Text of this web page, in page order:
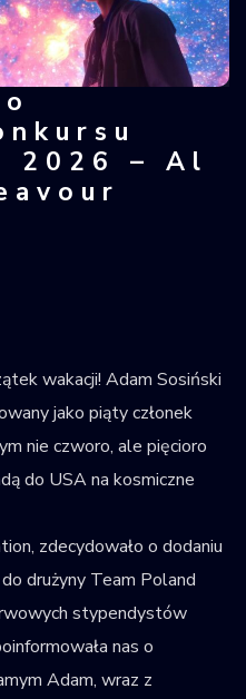
konkursu
2026 – Al
wakacji! Adam Sosiński
jako piąty członek
nie czworo, ale pięcioro
do USA na kosmiczne
zdecydowało o dodaniu
drużyny Team Poland
stypendystów
nas o
Adam, wraz z